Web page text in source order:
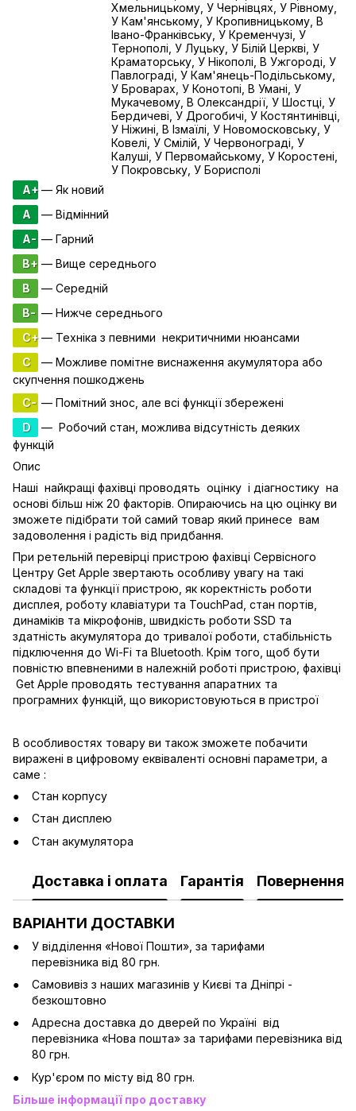
Хмельницькому, У Чернівцях, У Рівному,
У Кам'янському, У Кропивницькому, В
Івано-Франківську, У Кременчузі, У
Тернополі, У Луцьку, У Білій Церкві, У
Краматорську, У Нікополі, В Ужгороді, У
Павлограді, У Кам'янець-Подільському,
У Броварах, У Конотопі, В Умані, У
Мукачевому, В Олександрії, У Шостці, У
Бердичеві, У Дрогобичі, У Костянтинівці,
У Ніжині, В Ізмаїлі, У Новомосковську, У
Ковелі, У Смілій, У Червонограді, У
Калуші, У Первомайському, У Коростені,
У Покровську, У Борисполі
A+— Як новий
A
— Відмінний
A- — Гарний
B+ — Вище середнього
B
— Середній
B- — Нижче середнього
C+— Техніка з певними некритичними нюансами
C
— Можливе помітне виснаження акумулятора або
скупчення пошкоджень
C- — Помітний знос, але всі функції збережені
D
— Робочий стан, можлива відсутність деяких
функцій
Опис
Наші найкращі фахівці проводять оцінку і діагностику на
основі більш ніж 20 факторів. Опираючись на цю оцінку ви
зможете підібрати той самий товар який принесе вам
задоволення і радість від придбання.
При ретельній перевірці пристрою фахівці Сервісного
Центру Get Apple звертають особливу увагу на такі
складові та функції пристрою, як коректність роботи
дисплея, роботу клавіатури та TouchPad, стан портів,
динаміків та мікрофонів, швидкість роботи SSD та
здатність акумулятора до тривалої роботи, стабільність
підключення до Wi-Fi та Bluetooth. Крім того, щоб бути
повністю впевненими в належній роботі пристрою, фахівці
Get Apple проводять тестування апаратних та
програмних функцій, що використовуються в пристрої
В особливостях товару ви також зможете побачити
виражені в цифровому еквіваленті основні параметри, а
саме :
Стан корпусу
Стан дисплею
Стан акумулятора
Доставка і оплата Гарантія Повернення
ВАРІАНТИ ДОСТАВКИ
У відділення «Нової Пошти», за тарифами
перевізника від 80 грн.
Cамовивіз з наших магазинів у Києві та Дніпрі -
безкоштовно
Адресна доставка до дверей по Україні від
перевізника «Нова пошта» за тарифами перевізника від
80 грн.
Кур'єром по місту від 80 грн.
Більше інформації про доставку